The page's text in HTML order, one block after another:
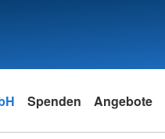
Spenden Angebote